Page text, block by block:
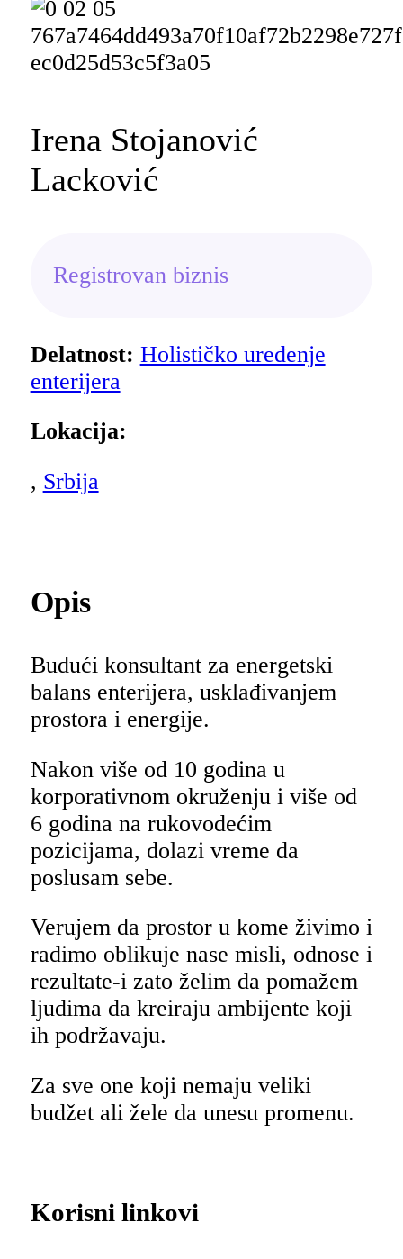
Irena Stojanović
Lacković
Registrovan biznis
Delatnost: Holističko uređenje
enterijera
Lokacija:
, Srbija
Opis
Budući konsultant za energetski
balans enterijera, usklađivanjem
prostora i energije.
Nakon više od 10 godina u
korporativnom okruženju i više od
6 godina na rukovodećim
pozicijama, dolazi vreme da
poslusam sebe.
Verujem da prostor u kome živimo i
radimo oblikuje nase misli, odnose i
rezultate-i zato želim da pomažem
ljudima da kreiraju ambijente koji
ih podržavaju.
Za sve one koji nemaju veliki
budžet ali žele da unesu promenu.
Korisni linkovi